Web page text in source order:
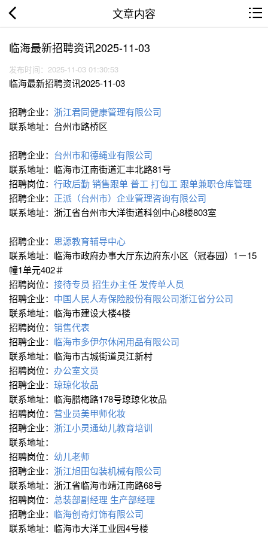
文章内容
临海最新招聘资讯2025-11-03
发布时间：2025-11-03 01:30:53
临海最新招聘资讯2025-11-03
招聘企业： 浙江君同健康管理有限公司
联系地址：台州市路桥区
招聘企业： 台州市和德绳业有限公司
联系地址：临海市江南街道汇丰北路81号
招聘岗位： 行政后勤销售跟单普工 打包工 跟单兼职仓库管理
招聘企业： 正派（台州市）企业管理咨询有限公司
联系地址：浙江省台州市大洋街道科创中心8楼803室
招聘企业： 思源教育辅导中心
联系地址：临海市政府办事大厅东边府东小区（冠春园）1－15
幢1单元402＃
招聘岗位： 接待专员 招生办主任 发传单人员
招聘企业： 中国人民人寿保险股份有限公司浙江省分公司
联系地址：临海市建设大楼4楼
招聘岗位： 销售代表
招聘企业： 临海市多伊尔休闲用品有限公司
联系地址：临海市古城街道灵江新村
招聘岗位： 办公室文员
招聘企业： 琼琼化妆品
联系地址：临海腊梅路178号琼琼化妆品
招聘岗位： 营业员美甲师化妆
招聘企业： 浙江小灵通幼儿教育培训
联系地址：
招聘岗位： 幼儿老师
招聘企业： 浙江旭田包装机械有限公司
联系地址：浙江省临海市靖江南路68号
招聘岗位： 总装部副经理 生产部经理
招聘企业： 临海创奇灯饰有限公司
联系地址：临海市大洋工业园4号楼